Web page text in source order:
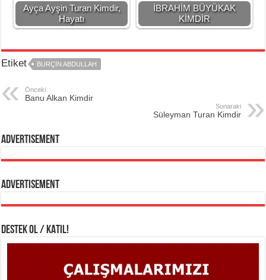
Ayça Ayşin Turan Kimdir,
Hayatı
İBRAHİM BÜYÜKAK
KİMDİR
Etiket BURÇIN ABDULLAH
Önceki
Banu Alkan Kimdir
Sonaraki
Süleyman Turan Kimdir
Advertisement
Advertisement
DESTEK OL / KATIL!